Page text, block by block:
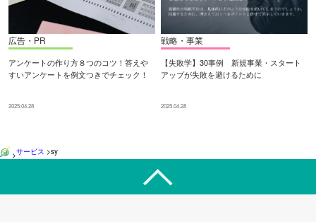
広告・PR
アンケートの作り方８つのコツ！答えや
すいアンケートを例文つきでチェック！
2025.04.28
戦略・事業
【失敗学】30事例 新規事業・スタート
アップが失敗を避けるために
2025.04.28
>サービス >sy